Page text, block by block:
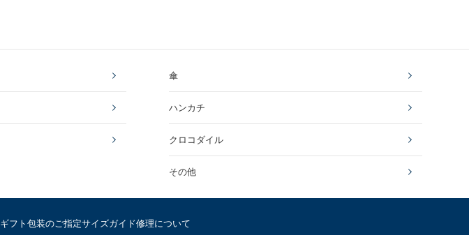
傘
ハンカチ
クロコダイル
その他
ギフト包装のご指定サイズガイド修理について